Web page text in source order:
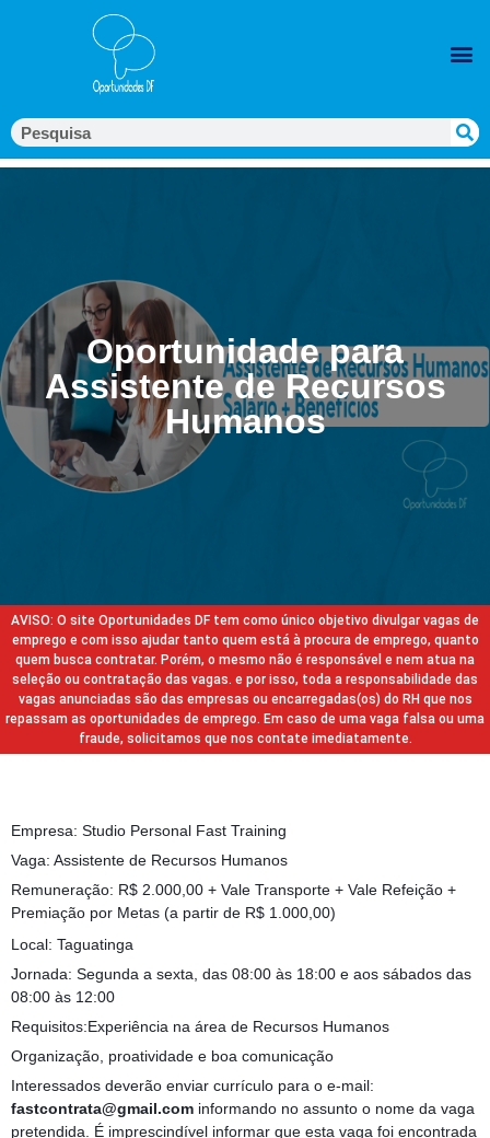
Oportunidade para
Assistente de Recursos
Humanos
AVISO: O site Oportunidades DF tem como único objetivo divulgar vagas de
emprego e com isso ajudar tanto quem está à procura de emprego, quanto
quem busca contratar. Porém, o mesmo não é responsável e nem atua na
seleção ou contratação das vagas. e por isso, toda a responsabilidade das
vagas anunciadas são das empresas ou encarregadas(os) do RH que nos
repassam as oportunidades de emprego. Em caso de uma vaga falsa ou uma
fraude, solicitamos que nos contate imediatamente.
Empresa: Studio Personal Fast Training
Vaga: Assistente de Recursos Humanos
Remuneração: R$ 2.000,00 + Vale Transporte + Vale Refeição +
Premiação por Metas (a partir de R$ 1.000,00)
Local: Taguatinga
Jornada: Segunda a sexta, das 08:00 às 18:00 e aos sábados das
08:00 às 12:00
Requisitos:Experiência na área de Recursos Humanos
Organização, proatividade e boa comunicação
Interessados deverão enviar currículo para o e-mail:
fastcontrata@gmail.com informando no assunto o nome da vaga
pretendida. É imprescindível informar que esta vaga foi encontrada